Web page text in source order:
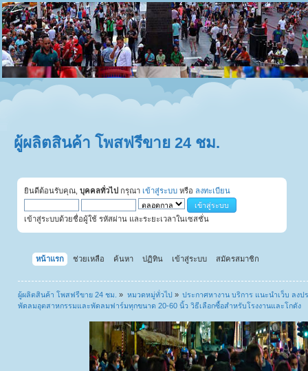
ผู้ผลิตสินค้า โพสฟรีขาย 24 ชม.
ยินดีต้อนรับคุณ, บุคคลทั่วไป กรุณา เข้าสู่ระบบ หรือ ลงทะเบียน
เข้าสู่ระบบด้วยชื่อผู้ใช้ รหัสผ่าน และระยะเวลาในเซสชั่น
หน้าแรก ช่วยเหลือ ค้นหา ปฏิทิน เข้าสู่ระบบ สมัครสมาชิก
ผู้ผลิตสินค้า โพสฟรีขาย 24 ชม. » หมวดหมู่ทั่วไป » ประกาศหางาน บริการ แนะนำเว็บ ลงป
พัดลมอุตสาหกรรมและพัดลมฟาร์มทุกขนาด 20-60 นิ้ว วิธีเลือกซื้อสำหรับโรงงานและโกดัง